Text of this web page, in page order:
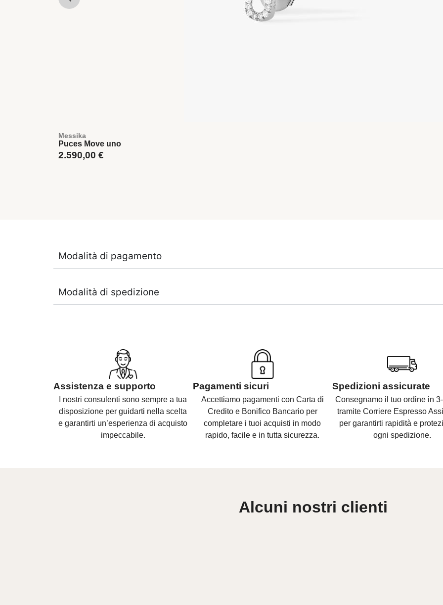
Messika
Puces Move uno
2.590,00 €
Modalità di pagamento
Modalità di spedizione
Assistenza e supporto
I nostri consulenti sonosempre a tua
disposizione per guidarti nella scelta
egarantirti un’esperienza di acquisto
impeccabile.
Pagamenti sicuri
Accettiamo pagamenti con Carta di
Credito e Bonifico Bancario per
completare i tuoi acquisti in modo
rapido, facile e in tutta sicurezza.
Spedizioni assicurate
Consegnamo il tuo ordine in
tramite Corriere Espresso
per garantirti rapidità e
ogni spedizione.
Alcuni nostri clienti